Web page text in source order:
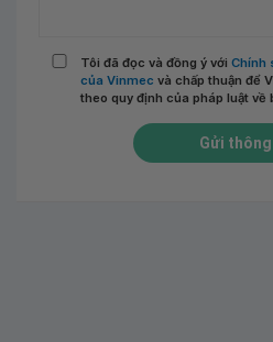
Tôi đã đọc và đồng ý với Chính
của Vinmec và chấp thuận để
theo quy định của pháp luật về
Gửi